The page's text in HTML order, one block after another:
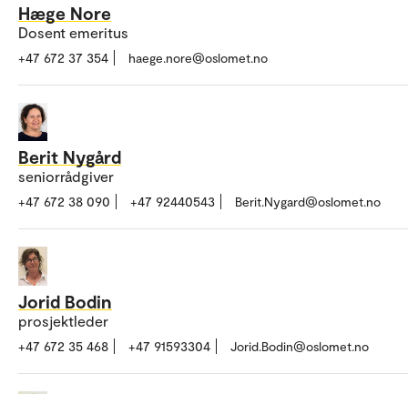
Hæge Nore
Dosent emeritus
+47 672 37 354 haege.nore@oslomet.no
Berit Nygård
seniorrådgiver
+47 672 38 090 +47 92440543 Berit.Nygard@oslomet.no
Jorid Bodin
prosjektleder
+47 672 35 468 +47 91593304 Jorid.Bodin@oslomet.no